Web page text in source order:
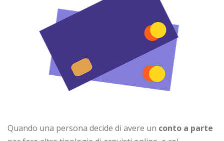
Quando una persona decide di avere un conto a parte